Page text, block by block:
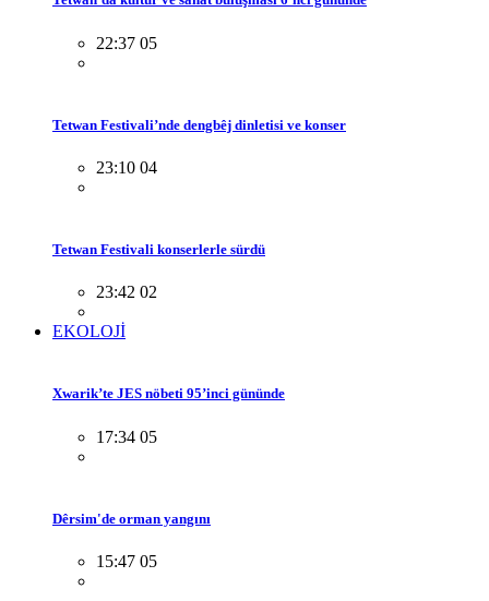
22:37 05
Tetwan Festivali’nde dengbêj dinletisi ve konser
23:10 04
Tetwan Festivali konserlerle sürdü
23:42 02
EKOLOJİ
Xwarik’te JES nöbeti 95’inci gününde
17:34 05
Dêrsim'de orman yangını
15:47 05